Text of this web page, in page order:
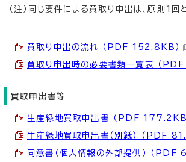
（注）同じ要件による買取り申出は、原則1回
買取り申出の流れ （PDF 152.8KB）
買取り申出時の必要書類一覧表 （
買取申出書等
生産緑地買取申出書 （PDF 177.2KB
生産緑地買取申出書（別紙） （PDF
同意書（個人情報の外部提供） （PDF